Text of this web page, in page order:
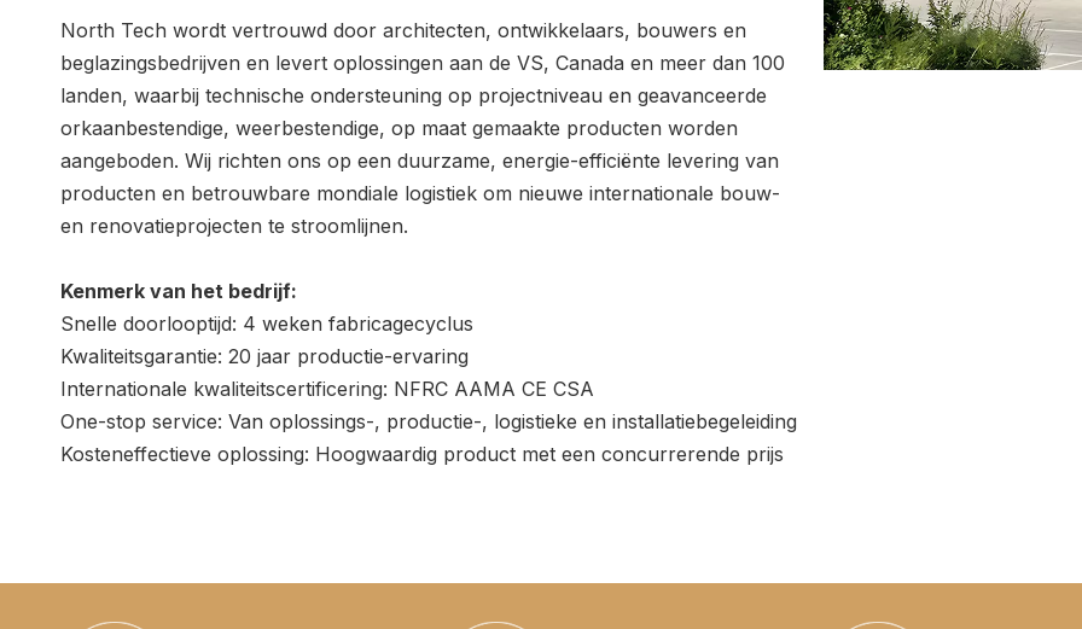
North Tech wordt vertrouwd door architecten, ontwikkelaars, bouwers en
beglazingsbedrijven en levert oplossingen aan de VS, Canada en meer dan 100
landen, waarbij technische ondersteuning op projectniveau en geavanceerde
orkaanbestendige, weerbestendige, op maat gemaakte producten worden
aangeboden. Wij richten ons op een duurzame, energie-efficiënte levering van
producten en betrouwbare mondiale logistiek om nieuwe internationale bouw-
en renovatieprojecten te stroomlijnen.
Kenmerk van het bedrijf:
Snelle doorlooptijd: 4 weken fabricagecyclus
Kwaliteitsgarantie: 20 jaar productie-ervaring
Internationale kwaliteitscertificering: NFRC AAMA CE CSA
One-stop service: Van oplossings-, productie-, logistieke en installatiebegeleiding
Kosteneffectieve oplossing: Hoogwaardig product met een concurrerende prijs